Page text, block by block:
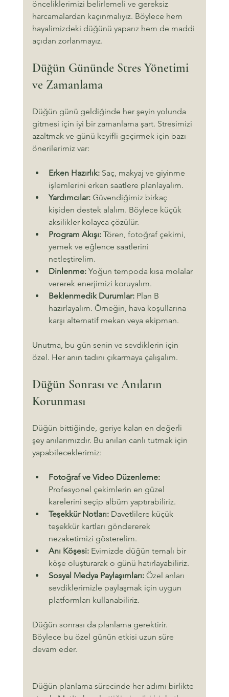
önceliklerimizi belirlemeli ve gereksiz
harcamalardan kaçınmalıyız. Böylece hem
hayalimizdeki düğünü yaparız hem de maddi
açıdan zorlanmayız.
Düğün Gününde Stres Yönetimi
ve Zamanlama
Düğün günü geldiğinde her şeyin yolunda
gitmesi için iyi bir zamanlama şart. Stresimizi
azaltmak ve günü keyifli geçirmek için bazı
önerilerimiz var:
Erken Hazırlık: Saç, makyaj ve giyinme
işlemlerini erken saatlere planlayalım.
Yardımcılar: Güvendiğimiz birkaç
kişiden destek alalım. Böylece küçük
aksilikler kolayca çözülür.
Program Akışı: Tören, fotoğraf çekimi,
yemek ve eğlence saatlerini
netleştirelim.
Dinlenme: Yoğun tempoda kısa molalar
vererek enerjimizi koruyalım.
Beklenmedik Durumlar: Plan B
hazırlayalım. Örneğin, hava koşullarına
karşı alternatif mekan veya ekipman.
Unutma, bu gün senin ve sevdiklerin için
özel. Her anın tadını çıkarmaya çalışalım.
Düğün Sonrası ve Anıların
Korunması
Düğün bittiğinde, geriye kalan en değerli
şey anılarımızdır. Bu anıları canlı tutmak için
yapabileceklerimiz:
Fotoğraf ve Video Düzenleme:
Profesyonel çekimlerin en güzel
karelerini seçip albüm yaptırabiliriz.
Teşekkür Notları: Davetlilere küçük
teşekkür kartları göndererek
nezaketimizi gösterelim.
Anı Köşesi: Evimizde düğün temalı bir
köşe oluşturarak o günü hatırlayabiliriz.
Sosyal Medya Paylaşımları: Özel anları
sevdiklerimizle paylaşmak için uygun
platformları kullanabiliriz.
Düğün sonrası da planlama gerektirir.
Böylece bu özel günün etkisi uzun süre
devam eder.
Düğün planlama sürecinde her adımı birlikte